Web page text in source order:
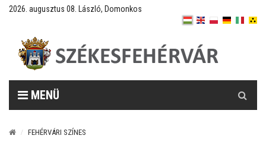
2026. augusztus 08. László, Domonkos
MENÜ
FEHÉRVÁRI SZÍNES